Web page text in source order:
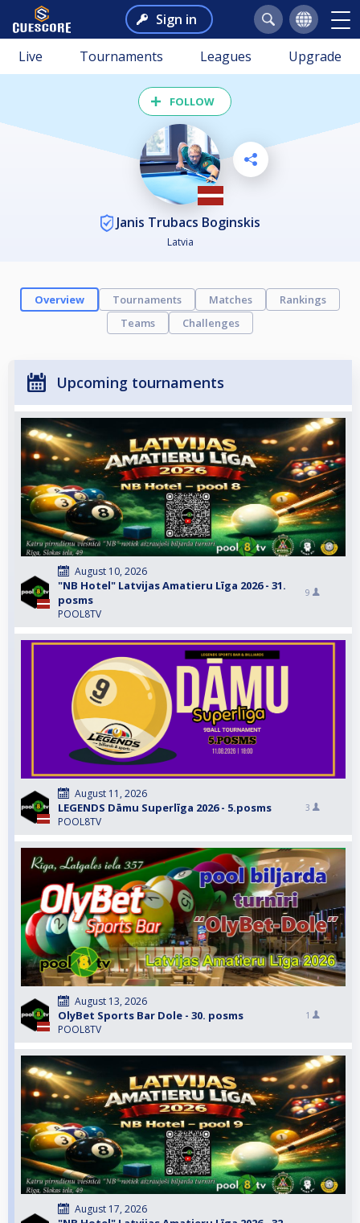
Sign in
Live Tournaments Leagues Upgrade
FOLLOW
Janis Trubacs Boginskis
Latvia
Overview Tournaments Matches
Rankings
Teams
Challenges
Upcoming tournaments
August 10, 2026
"NB Hotel" Latvijas Amatieru Līga 2026 - 31.
posms
POOL8TV
9
August 11, 2026
LEGENDS Dāmu Superlīga 2026 - 5.posms
POOL8TV
3
August 13, 2026
OlyBet Sports Bar Dole - 30. posms
POOL8TV
1
August 17, 2026